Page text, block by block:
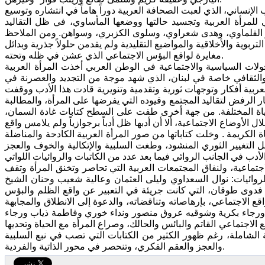
الذي لعبت الصحافة العربية دوراً هاماً في انتشاره وتوسيع
العربية وتجسيد حالتها ووضعها المأساوي، في ظل التقاليد
القلماوي، وهدى شعراوي، وسلوى الكزبري، وسواهن. ومن الملاحظ
والأخلاقية والمواضيع التقليدية ولم يقدمن حلولاً جذرية وبدائل
مغايرة لواقع البؤس الاجتماعي الذي عشن في ظله وتحته.
السياسية والاجتماعية في الوطن العربي أخذت المرأة العربية
خاصة في لبنان، الذي شهد موجة من التجديد والعصرنة في
أفكار وتوجهات ثورية وتقدمية وتنويرية قادت هذا الأدب ووقفت
لتقاليد المجتمع وقيوده التي يفرضها على المرأة، والمطالبة
المختلفة. من جهة أخرى طفت على السطح كتابات غادة السمان،
الاجتماعية، ألا أن أدبها ظل أدباً برجوازياً ولم يلامس واقع
. وخلت كتاباتها من صور المرأة العربية الكادحة والمناضلة
الثوري المنشود، وطغت السلبية والإتكالية والخوف والعجز
في الجانب الروائي فيما بعد عدد من الكاتبات والروائيات اللواتي
ولنفاق المجتمعات العربية التي تحاصر وتخنق المرأة وتقف
نوال السعداوي وليلى العثمان وعالية شعيب وحنان الشيخ
طوقان، التي كانت جريئة في التعبير عن واقع الظلم والبؤس
بإرهاصاته وتناقضاته، والدعوة إلى الانطلاق والمجابهة
ورجاء بكرية وشوقيه عروق منصور ونداء خوري وفاطمة ذياب ورجاء
القاتم والبائس والحالك، وصراع المرأة مع الحياة وتحديها
الشاملة، رغم ظهور الكثير من الكتابات التي تصب في نبع السلبية
والعجز والعقم الفكري، وتنحصر في محور الذاتية والفردية.